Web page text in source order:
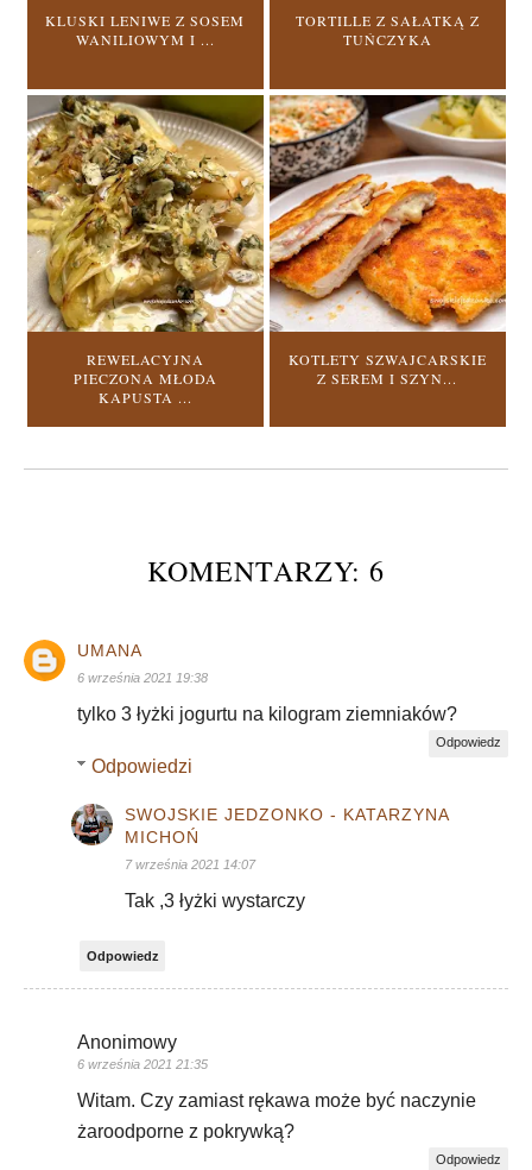
KLUSKI LENIWE Z SOSEM
WANILIOWYM I ...
TORTILLE Z SAŁATKĄ Z
TUŃCZYKA
REWELACYJNA
PIECZONA MŁODA
KAPUSTA ...
KOTLETY SZWAJCARSKIE
Z SEREM I SZYN...
KOMENTARZY: 6
UMANA
6 września 2021 19:38
tylko 3 łyżki jogurtu na kilogram ziemniaków?
Odpowiedz
Odpowiedzi
SWOJSKIE JEDZONKO - KATARZYNA
MICHOŃ
7 września 2021 14:07
Tak ,3 łyżki wystarczy
Odpowiedz
Anonimowy
6 września 2021 21:35
Witam. Czy zamiast rękawa może być naczynie
żaroodporne z pokrywką?
Odpowiedz